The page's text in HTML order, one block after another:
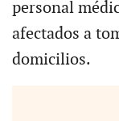
personal
afectados a
domicilios.